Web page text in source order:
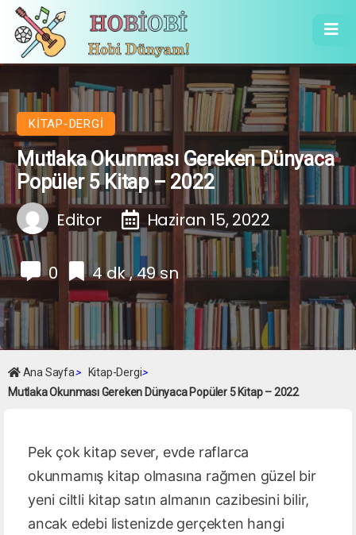
KITAP-DERGI
Mutlaka Okunması Gereken Dünyaca
Popüler 5 Kitap – 2022
Editor Haziran 15, 2022
0 4 dk , 49 sn
Ana Sayfa> Kitap-Dergi>
Mutlaka Okunması Gereken Dünyaca Popüler 5 Kitap – 2022
Pek çok kitap sever, evde raflarca
okunmamış kitap olmasına rağmen güzel bir
yeni ciltli kitap satın almanın cazibesini bilir,
ancak edebi listenizde gerçekten hangi